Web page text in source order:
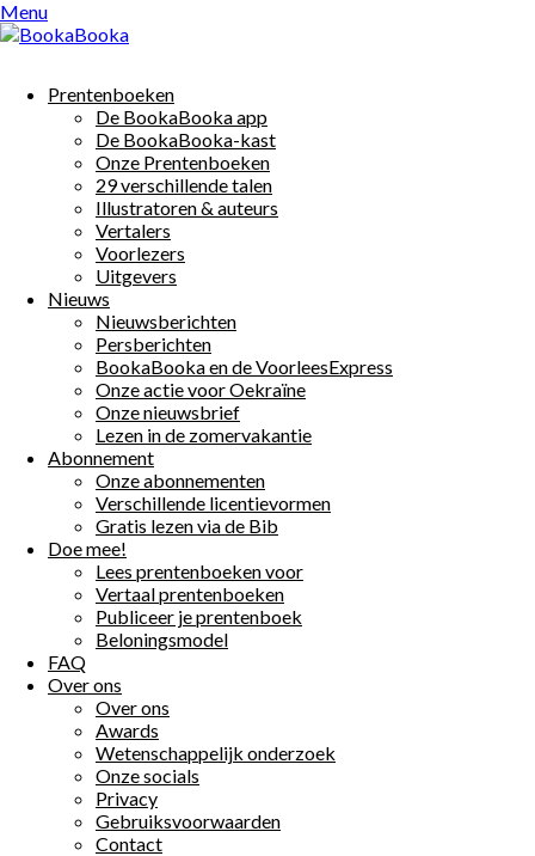
Skip
to
Menu
Prentenboeken
De BookaBooka app
De BookaBooka-kast
Onze Prentenboeken
29 verschillende talen
Illustratoren & auteurs
Vertalers
Voorlezers
Uitgevers
Nieuws
Nieuwsberichten
Persberichten
BookaBooka en de VoorleesExpress
Onze actie voor Oekraïne
Onze nieuwsbrief
Lezen in de zomervakantie
Abonnement
Onze abonnementen
Verschillende licentievormen
Gratis lezen via de Bib
Doe mee!
Lees prentenboeken voor
Vertaal prentenboeken
Publiceer je prentenboek
Beloningsmodel
FAQ
Over ons
Over ons
Awards
Wetenschappelijk onderzoek
Onze socials
Privacy
Gebruiksvoorwaarden
Contact
日本語
Showing1-12 of 98Books
アザラシは、およぎがじょ
ちいさな アザラシのシルは、 はじめ、 みずを こわがって
います。 でも、 すぐに およぎが じょうずになります。
しろいけがわの アザラシのサラは、 まだおよげません。
あらしのひ、 サラは うみに おちてしまいました。 シルは
サラを たすけることが できるのでしょうか？
ィー
ボビーとベティーは おうちの なかにいます。
ふたりは あめがふるのを、 ながめています。
おうちのなかは つまらないし、 おそとは あめで べちょべ
ちょです。
でも、 ボビーは 「おそとに いこう！」 といいました。
ふたりは カッパをきて、 ながぐつをはき、 おそとで たの
しく あそぶことにしました。
Menu
Prentenboeken
De BookaBooka app
De BookaBooka-kast
Onze Prentenboeken
29 verschillende talen
Illustratoren & auteurs
Vertalers
Voorlezers
Uitgevers
Nieuws
Nieuwsberichten
Persberichten
BookaBooka en de VoorleesExpress
Onze actie voor Oekraïne
Onze nieuwsbrief
Lezen in de zomervakantie
Abonnement
Onze abonnementen
Verschillende licentievormen
Gratis lezen via de Bib
Doe mee!
Lees prentenboeken voor
Vertaal prentenboeken
Publiceer je prentenboek
Beloningsmodel
FAQ
Over ons
Over ons
Awards
Wetenschappelijk onderzoek
Onze socials
Privacy
Gebruiksvoorwaarden
Contact